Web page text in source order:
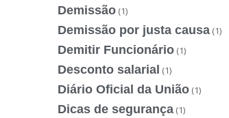
Demissão (1)
Demissão por justa causa (1)
Demitir Funcionário (1)
Desconto salarial (1)
Diário Oficial da União (1)
Dicas de segurança (1)